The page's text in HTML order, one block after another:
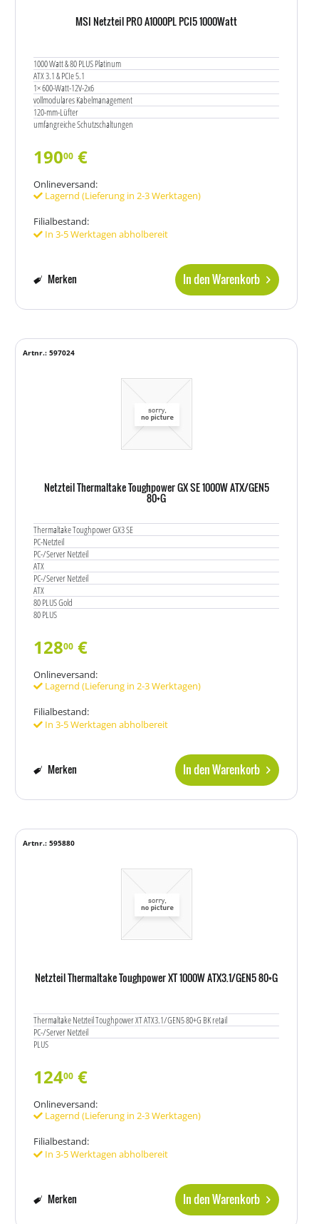
MSI Netzteil PRO A1000PL PCI5 1000Watt
1000 Watt & 80 PLUS Platinum
ATX 3.1 & PCIe 5.1
1× 600-Watt-12V-2x6
vollmodulares Kabelmanagement
120-mm-Lüfter
umfangreiche Schutzschaltungen
19000 €
Onlineversand:
Lagernd (Lieferung in 2-3 Werktagen)
Filialbestand:
In 3-5 Werktagen abholbereit
In den Warenkorb
Merken
Netzteil Thermaltake Toughpower GX SE 1000W ATX/GEN5
80+G
Thermaltake Toughpower GX3 SE
PC-Netzteil
PC-/Server Netzteil
ATX
PC-/Server Netzteil
ATX
80 PLUS Gold
80 PLUS
Artnr.: 597024
12800 €
Onlineversand:
Lagernd (Lieferung in 2-3 Werktagen)
Filialbestand:
In 3-5 Werktagen abholbereit
In den Warenkorb
Merken
Netzteil Thermaltake Toughpower XT 1000W ATX3.1/GEN5 80+G
Thermaltake Netzteil Toughpower XT ATX3.1/GEN5 80+G BK retail
PC-/Server Netzteil
PLUS
Artnr.: 595880
12400 €
Onlineversand:
Lagernd (Lieferung in 2-3 Werktagen)
Filialbestand:
In 3-5 Werktagen abholbereit
In den Warenkorb
Merken